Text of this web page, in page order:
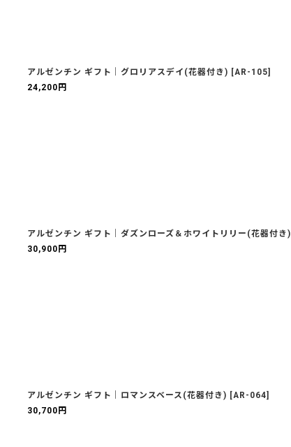
アルゼンチン ギフト｜グロリアスデイ(花器付き) [AR-105]
24,200 円
アルゼンチン ギフト｜ダズンローズ＆ホワイトリリー(花器付き)
30,900 円
アルゼンチン ギフト｜ロマンスベース(花器付き) [AR-064]
30,700 円